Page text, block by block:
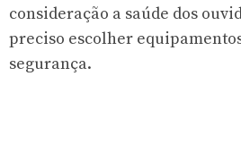
consideração a saúde dos
preciso escolher
segurança.